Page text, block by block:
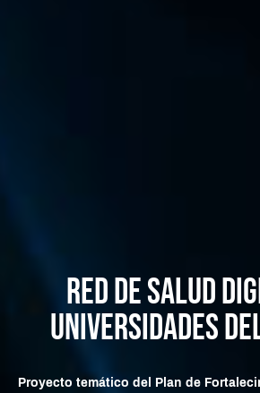
Red de Salud
Universidades
Proyecto temático del Plan de